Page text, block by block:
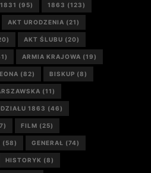
1831 (95) 1863 (123)
AKT URODZENIA (21)
AKT ŚLUBU (20)
ARMIA KRAJOWA (19)
(82) BISKUP (8)
(11)
1863 (46)
FILM (25)
(58) GENERAŁ (74)
HISTORYK (8)